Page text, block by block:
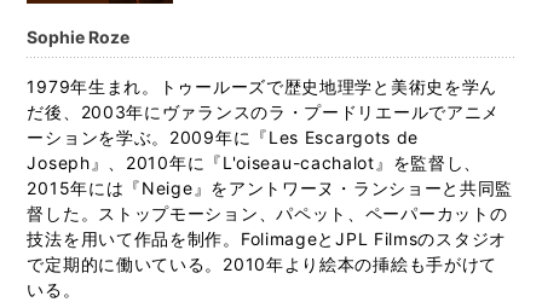
Sophie Roze
1979年生まれ。トゥールーズで歴史地理学と美術史を学ん
だ後、2003年にヴァランスのラ・プードリエールでアニメ
ーションを学ぶ。2009年に『Les Escargots de
Joseph』、2010年に『L'oiseau-cachalot』を監督し、
2015年には『Neige』をアントワーヌ・ランショーと共同監
督した。ストップモーション、パペット、ペーパーカットの
技法を用いて作品を制作。FolimageとJPL Filmsのスタジオ
で定期的に働いている。2010年より絵本の挿絵も手がけて
いる。